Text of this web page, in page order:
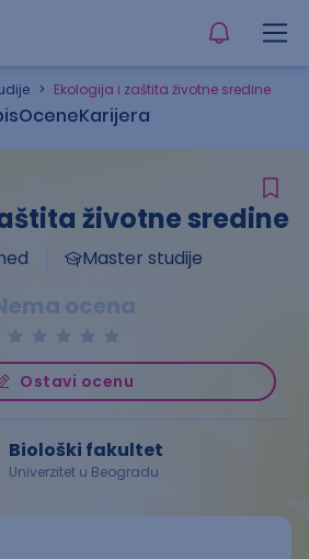
> Ekologija i zaštita životne sredine
OceneKarijera
životne sredine
Master studije
ocena
Ostavi ocenu
Biološki fakultet
Univerzitet u Beogradu